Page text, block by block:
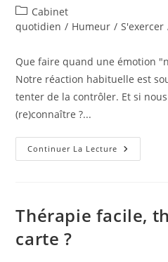
de
la
publication :
Post
category:
Cabinet
quotidien / Humeur / S'exercer
Que faire quand une émotion
Notre réaction habituelle est
tenter de la contrôler. Et si
(re)connaître ?...
Continuer La Lecture Apprendre
Et
Thérapie facile,
carte ?